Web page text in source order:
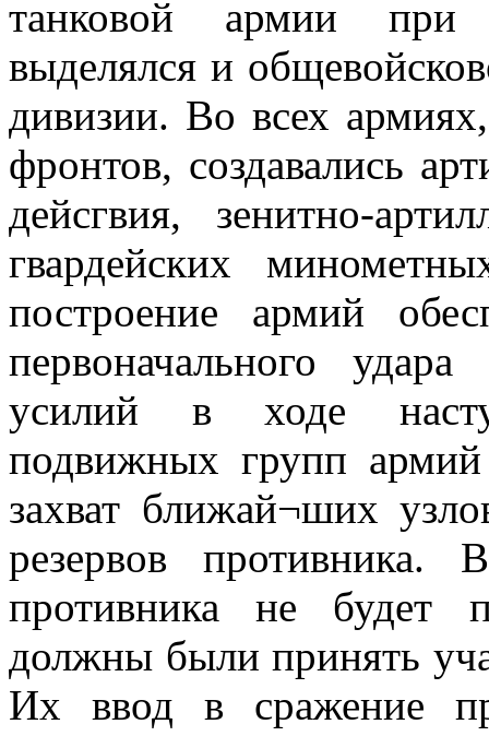
танковой армии при
выделялся и
дивизии. Во всех
фронтов, создавались
дейсгвия, зенитно-
гвардейских
построение армий
первоначального
усилий в ходе
подвижных групп
захват ближай¬ших
резервов
противника не будет
должны были принять
Их ввод в сражение